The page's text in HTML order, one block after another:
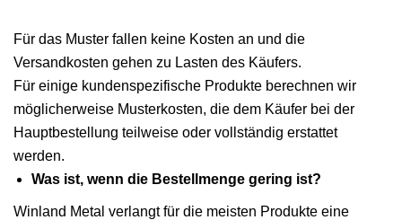
Für das Muster fallen keine Kosten an und die
Versandkosten gehen zu Lasten des Käufers.
Für einige kundenspezifische Produkte berechnen wir
möglicherweise Musterkosten, die dem Käufer bei der
Hauptbestellung teilweise oder vollständig erstattet
werden.
Was ist, wenn die Bestellmenge gering ist?
Winland Metal verlangt für die meisten Produkte eine